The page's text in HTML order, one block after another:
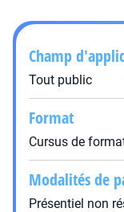
Champ
Tout public
Format
Cursus de
Modalités de
Présentiel non